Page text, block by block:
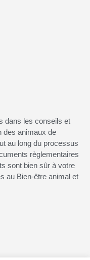
dans les conseils et
des animaux de
au long du processus
règlementaires
sont bien sûr à votre
au Bien-être animal et